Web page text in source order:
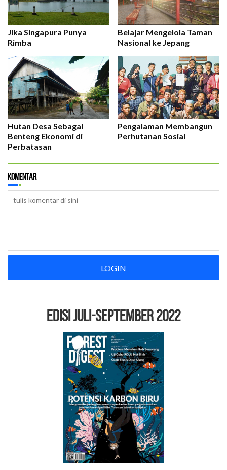
Jika Singapura Punya
Rimba
Belajar Mengelola Taman
Nasional ke Jepang
Hutan Desa Sebagai
Benteng Ekonomi di
Perbatasan
Pengalaman Membangun
Perhutanan Sosial
Komentar
LOGIN
EDISI Juli-September 2022